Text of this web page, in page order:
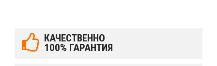
КАЧЕСТВЕННО
100% ГАРАНТИЯ